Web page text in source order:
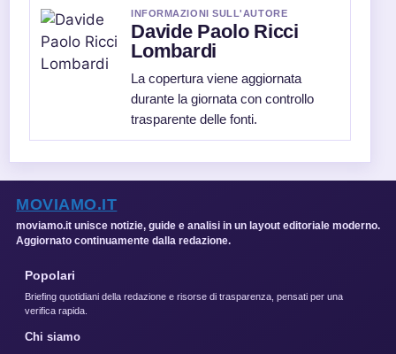
INFORMAZIONI SULL'AUTORE
Davide Paolo Ricci
Lombardi
La copertura viene aggiornata
durante la giornata con controllo
trasparente delle fonti.
MOVIAMO.IT
moviamo.it unisce notizie, guide e analisi in un layout editoriale moderno.
Aggiornato continuamente dalla redazione.
Popolari
Briefing quotidiani della redazione e risorse di trasparenza, pensati per una
verifica rapida.
Chi siamo